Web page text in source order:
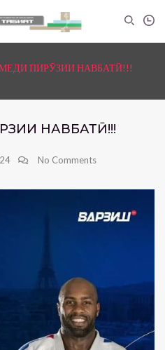
ПИРӮЗИИ НАВБАТӢ!!!
НАВБАТӢ!!!
No Comments